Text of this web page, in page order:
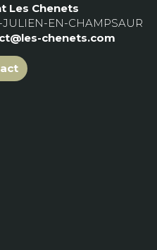
Les Chenets
EN-CHAMPSAUR
chenets.com